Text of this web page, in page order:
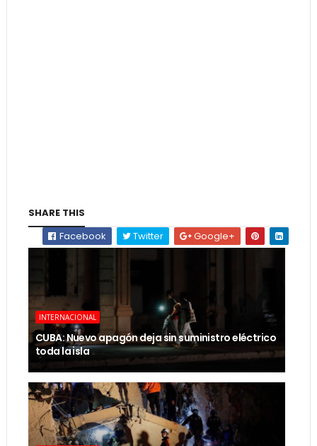
SHARE THIS
Facebook
Twitter Google+
INTERNACIONAL
CUBA: Nuevo apagón deja sin suministro eléctrico
toda la isla